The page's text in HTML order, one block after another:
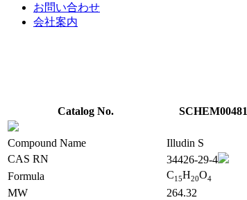
お問い合わせ
会社案内
Catalog No. SCHEM00481
Compound Name
Illudin S
CAS RN
34426-29-4
Formula
C15H20O4
MW
264.32